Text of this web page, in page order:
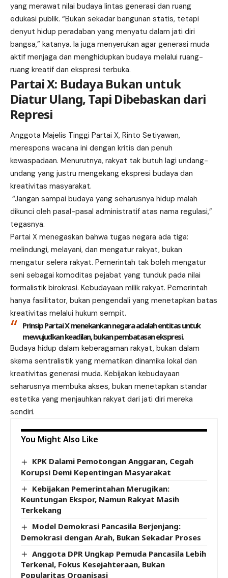
yang merawat nilai budaya lintas generasi dan ruang
edukasi publik. “Bukan sekadar bangunan statis, tetapi
denyut hidup peradaban yang menyatu dalam jati diri
bangsa,” katanya. Ia juga menyerukan agar generasi muda
aktif menjaga dan menghidupkan budaya melalui ruang-
ruang kreatif dan ekspresi terbuka.
Partai X: Budaya Bukan untuk
Diatur Ulang, Tapi Dibebaskan dari
Represi
Anggota Majelis Tinggi Partai X, Rinto Setiyawan,
merespons wacana ini dengan kritis dan penuh
kewaspadaan. Menurutnya, rakyat tak butuh lagi undang-
undang yang justru mengekang ekspresi budaya dan
kreativitas masyarakat.
“Jangan sampai budaya yang seharusnya hidup malah
dikunci oleh pasal-pasal administratif atas nama regulasi,”
tegasnya.
Partai X menegaskan bahwa tugas negara ada tiga:
melindungi, melayani, dan mengatur rakyat, bukan
mengatur selera rakyat. Pemerintah tak boleh mengatur
seni sebagai komoditas pejabat yang tunduk pada nilai
formalistik birokrasi. Kebudayaan milik rakyat. Pemerintah
hanya fasilitator, bukan pengendali yang menetapkan batas
kreativitas melalui hukum sempit.
Prinsip Partai X menekankan negara adalah entitas untuk
mewujudkan keadilan, bukan pembatasan ekspresi.
Budaya hidup dalam keberagaman rakyat, bukan dalam
skema sentralistik yang mematikan dinamika lokal dan
kreativitas generasi muda. Kebijakan kebudayaan
seharusnya membuka akses, bukan menetapkan standar
estetika yang menjauhkan rakyat dari jati diri mereka
sendiri.
You Might Also Like
KPK Dalami Pemotongan Anggaran, Cegah
Korupsi Demi Kepentingan Masyarakat
Kebijakan Pemerintahan Merugikan:
Keuntungan Ekspor, Namun Rakyat Masih
Terkekang
Model Demokrasi Pancasila Berjenjang:
Demokrasi dengan Arah, Bukan Sekadar Proses
Anggota DPR Ungkap Pemuda Pancasila Lebih
Terkenal, Fokus Kesejahteraan, Bukan
Popularitas Organisasi